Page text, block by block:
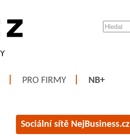
PRO FIRMY NB+
Sociální sítě NejBusiness.cz